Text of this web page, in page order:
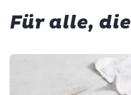
Für alle,